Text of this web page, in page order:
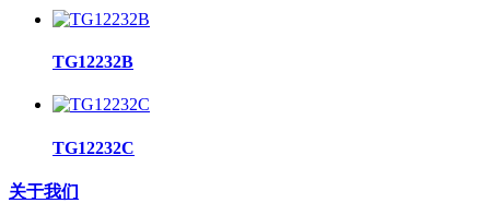
TG12232B
TG12232C
关于我们